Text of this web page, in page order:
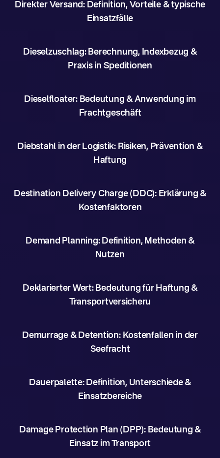
Direkter Versand: Definition, Vorteile & typische
Einsatzfälle
Dieselzuschlag: Berechnung, Indexbezug &
Praxis in Speditionen
Dieselfloater: Bedeutung & Anwendung im
Frachtgeschäft
Diebstahl in der Logistik: Risiken, Prävention &
Haftung
Destination Delivery Charge (DDC): Erklärung &
Kostenfaktoren
Demand Planning: Definition, Methoden &
Nutzen
Deklarierter Wert: Bedeutung für Haftung &
Transportversicheru
Demurrage & Detention: Kostenfallen in der
Seefracht
Dauerpalette: Definition, Unterschiede &
Einsatzbereiche
Damage Protection Plan (DPP): Bedeutung &
Einsatz im Transport